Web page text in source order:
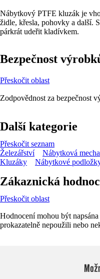
Nábytkový PTFE kluzák je
židle, křesla, pohovky a další.
párkrát udeřit kladívkem.
Bezpečnost
Přeskočit oblast
Zodpovědnost za bezpečnost
Další kategorie
Přeskočit seznam
Železářství
Nábytková
Kluzáky
Nábytkové
Zákaznická
Přeskočit oblast
Hodnocení mohou být
prokazatelně nepoužili nebo